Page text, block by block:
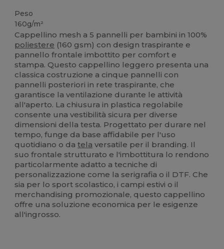
Peso
160g/m²
Cappellino mesh a 5 pannelli per bambini in 100%
poliestere (160 gsm) con design traspirante e
pannello frontale imbottito per comfort e
stampa. Questo cappellino leggero presenta una
classica costruzione a cinque pannelli con
pannelli posteriori in rete traspirante, che
garantisce la ventilazione durante le attività
all'aperto. La chiusura in plastica regolabile
consente una vestibilità sicura per diverse
dimensioni della testa. Progettato per durare nel
tempo, funge da base affidabile per l'uso
quotidiano o datela versatile per il branding. Il
suo frontale strutturato e l'imbottitura lo rendono
particolarmente adatto a tecniche di
personalizzazione come la serigrafia o il DTF. Che
sia per lo sport scolastico, i campi estivi o il
merchandising promozionale, questo cappellino
offre una soluzione economica per le esigenze
all'ingrosso.